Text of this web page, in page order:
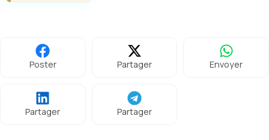
Poster Partager Envoyer
Partager Partager